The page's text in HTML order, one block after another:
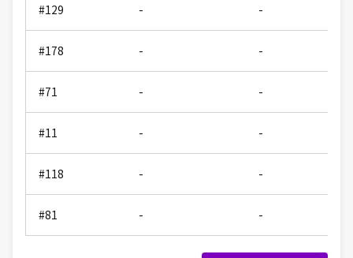
#129 - -
#178 - -
#71 - -
#11 - -
#118 - -
#81 - -